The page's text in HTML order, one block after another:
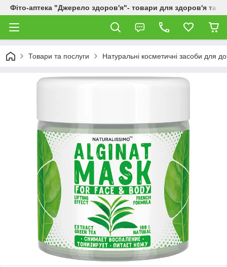
Фіто-аптека "Джерело здоров'я"- товари для здоров'я та
Товари та послуги Натуральні косметичні засоби для